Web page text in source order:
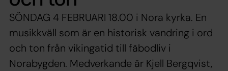
SÖNDAG 4 FEBRUARI 18.00 i Nora kyrka. En
musikkväll som är en historisk vandring i ord
och ton från vikingatid till fäbodliv i
Norabygden. Medverkande är Kjell Bergqvist,